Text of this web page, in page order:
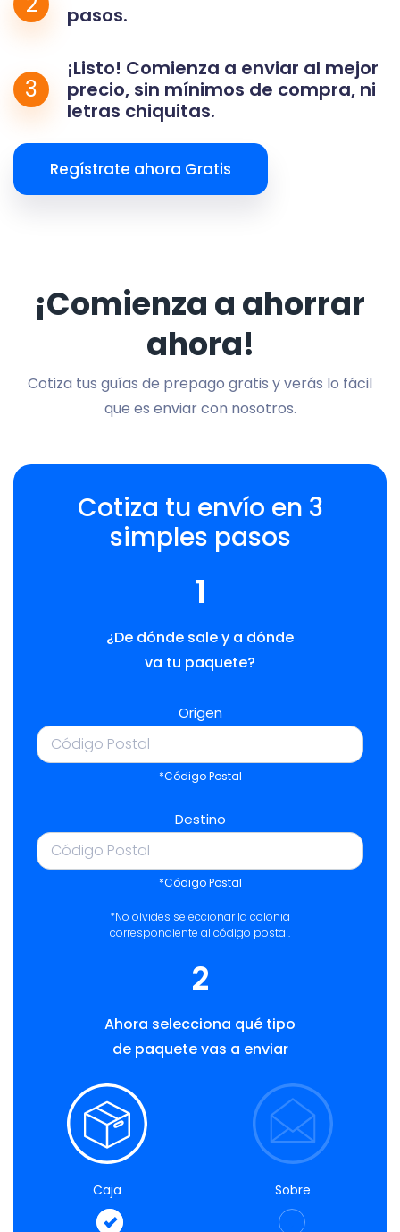
pasos.
3
¡Listo! Comienza a enviar al mejor
precio, sin mínimos de compra, ni
letras chiquitas.
Regístrate ahora Gratis
¡Comienza a ahorrar
ahora!
Cotiza tus guías de prepago gratis y verás lo fácil
que es enviar con nosotros.
Cotiza tu envío en 3
simples pasos
1
¿De dónde sale y a dónde
va tu paquete?
Origen
*Código Postal
Destino
*Código Postal
*No olvides seleccionar la colonia
correspondiente al código postal.
2
Ahora selecciona qué tipo
de paquete vas a enviar
Caja Sobre